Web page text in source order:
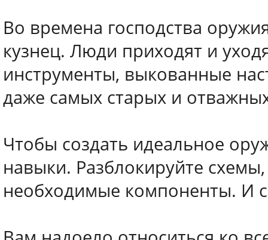
Во времена господства
кузнец. Люди приходят и
инструменты, выкованные
даже самых старых и
Чтобы создать идеальное
навыки. Разблокируйте
необходимые компоненты. И